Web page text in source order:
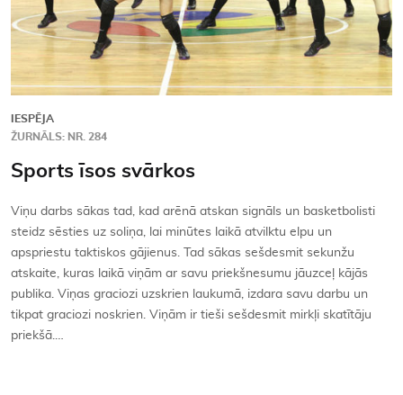
IESPĒJA
ŽURNĀLS: NR. 284
Sports īsos svārkos
Viņu darbs sākas tad, kad arēnā atskan signāls un basketbolisti
steidz sēsties uz soliņa, lai minūtes laikā atvilktu elpu un
apspriestu taktiskos gājienus. Tad sākas sešdesmit sekunžu
atskaite, kuras laikā viņām ar savu priekšnesumu jāuzceļ kājās
publika. Viņas graciozi uzskrien laukumā, izdara savu darbu un
tikpat graciozi noskrien. Viņām ir tieši sešdesmit mirkļi skatītāju
priekšā.…